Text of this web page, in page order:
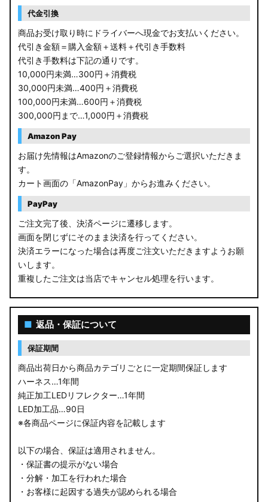
RP6/7 ステップワゴン
RP1/2 RP3/4 ステップワゴン/スパーダ
RK5/6 ステップワゴンスパーダ
RC1/2 オデッセイ
GB5〜8 フリード
GR フィット
GP5/6 GK3〜6 フィット
MK53S スペーシアカスタム
MA37S/MA27S ソリオ / ソリオ バンディット
MA26S/MA36S ソリオ
ZC33S スイフトスポーツ
LA650S タントカスタム
LA600S タントカスタム
LA150S ムーヴカスタム
LA700S ウェイク
GN0W アウトランダー
GK1W/GK9W エクリプスクロス
CV1W デリカD:5
B34A/B35A/B37A/B38A デリカミニ
代金引換
商品お受け取り時にドライバーへ現金でお支払いください。
代引き金額＝購入金額＋送料＋代引き手数料
代引き手数料は下記の通りです。
10,000円未満…300円＋消費税
30,000円未満…400円＋消費税
100,000円未満…600円＋消費税
300,000円まで…1,000円＋消費税
Amazon Pay
お届け先情報はAmazonのご登録情報からご選択いただきま
す。
カート画面の「AmazonPay」からお進みください。
PayPay
ご注文完了後、決済ページに遷移します。
画面を閉じずにそのまま決済を行ってください。
決済エラーになった場合は再度ご注文いただきますようお願
いします。
重複したご注文は当店でキャンセル処理を行います。
■ 返品・保証について
保証期間
商品出荷日から商品カテゴリごとに一定期間保証します
ハーネス…1年間
純正加工LEDリフレクター…1年間
LED加工品…90日
※各商品ページに保証内容を記載します
以下の場合、保証は適用されません。
・保証書の提示がない場合
・分解・加工を行われた場合
・お客様に起因する過失が認められる場合